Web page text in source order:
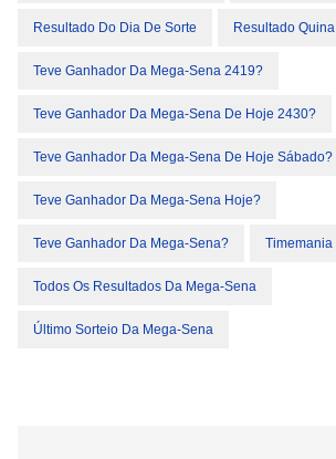
Resultado Do Dia De Sorte Resultado Quina
Teve Ganhador Da Mega-Sena 2419?
Teve Ganhador Da Mega-Sena De Hoje 2430?
Teve Ganhador Da Mega-Sena De Hoje Sábado?
Teve Ganhador Da Mega-Sena Hoje?
Teve Ganhador Da Mega-Sena? Timemania
Todos Os Resultados Da Mega-Sena
Último Sorteio Da Mega-Sena